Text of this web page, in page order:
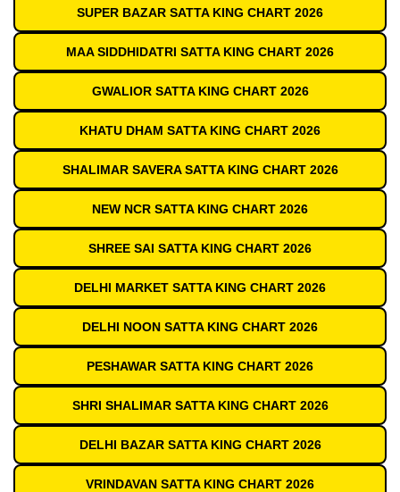
SUPER BAZAR SATTA KING CHART 2026
MAA SIDDHIDATRI SATTA KING CHART 2026
GWALIOR SATTA KING CHART 2026
KHATU DHAM SATTA KING CHART 2026
SHALIMAR SAVERA SATTA KING CHART 2026
NEW NCR SATTA KING CHART 2026
SHREE SAI SATTA KING CHART 2026
DELHI MARKET SATTA KING CHART 2026
DELHI NOON SATTA KING CHART 2026
PESHAWAR SATTA KING CHART 2026
SHRI SHALIMAR SATTA KING CHART 2026
DELHI BAZAR SATTA KING CHART 2026
VRINDAVAN SATTA KING CHART 2026